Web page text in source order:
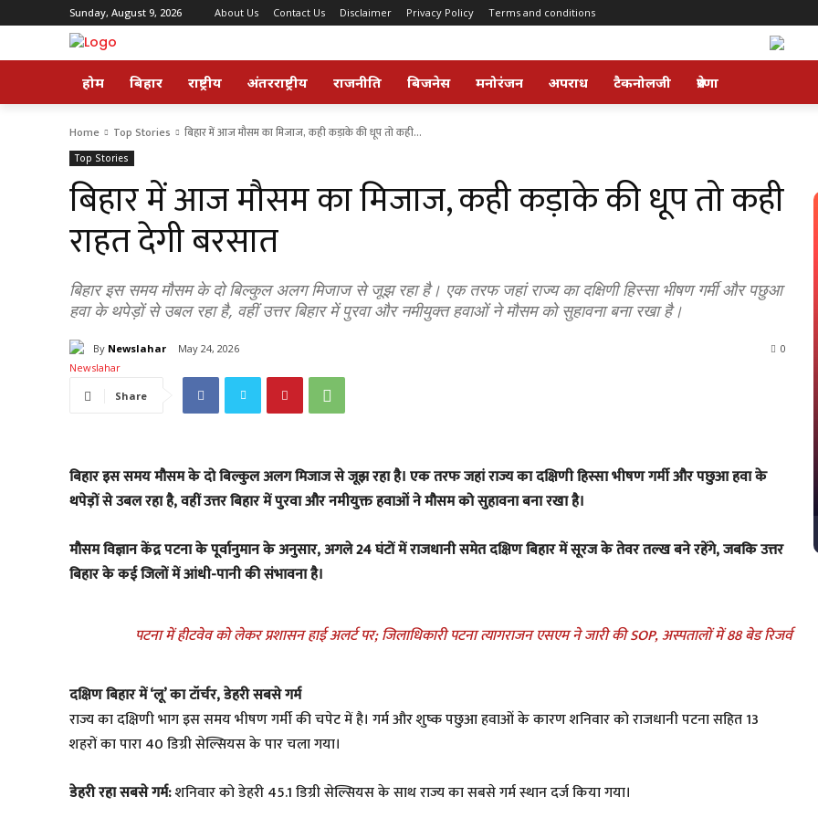
Sunday, August 9, 2026 About Us Contact Us Disclaimer Privacy Policy Terms and conditions
होम बिहार राष्ट्रीय अंतरराष्ट्रीय राजनीति बिजनेस मनोरंजन अपराध टैकनोलजी प्रेरणा
Home Top Stories बिहार में आज मौसम का मिजाज, कही कड़ाके की धूप तो कही...
Top Stories
बिहार में आज मौसम का मिजाज, कही कड़ाके की धूप तो कही
राहत देगी बरसात
बिहार इस समय मौसम के दो बिल्कुल अलग मिजाज से जूझ रहा है। एक तरफ जहां राज्य का दक्षिणी हिस्सा भीषण गर्मी और पछुआ
हवा के थपेड़ों से उबल रहा है, वहीं उत्तर बिहार में पुरवा और नमीयुक्त हवाओं ने मौसम को सुहावना बना रखा है।
By Newslahar May 24, 2026 0
Share
बिहार इस समय मौसम के दो बिल्कुल अलग मिजाज से जूझ रहा है। एक तरफ जहां राज्य का दक्षिणी हिस्सा भीषण गर्मी और पछुआ हवा के
थपेड़ों से उबल रहा है, वहीं उत्तर बिहार में पुरवा और नमीयुक्त हवाओं ने मौसम को सुहावना बना रखा है।
मौसम विज्ञान केंद्र पटना के पूर्वानुमान के अनुसार, अगले 24 घंटों में राजधानी समेत दक्षिण बिहार में सूरज के तेवर तल्ख बने रहेंगे, जबकि उत्तर
बिहार के कई जिलों में आंधी-पानी की संभावना है।
पटना में हीटवेव को लेकर प्रशासन हाई अलर्ट पर; जिलाधिकारी पटना त्यागराजन एसएम ने जारी की SOP, अस्पतालों में 88 बेड रिजर्व
दक्षिण बिहार में ‘लू’ का टॉर्चर, डेहरी सबसे गर्म
राज्य का दक्षिणी भाग इस समय भीषण गर्मी की चपेट में है। गर्म और शुष्क पछुआ हवाओं के कारण शनिवार को राजधानी पटना सहित 13
शहरों का पारा 40 डिग्री सेल्सियस के पार चला गया।
डेहरी रहा सबसे गर्म:शनिवार को डेहरी 45.1 डिग्री सेल्सियस के साथ राज्य का सबसे गर्म स्थान दर्ज किया गया।